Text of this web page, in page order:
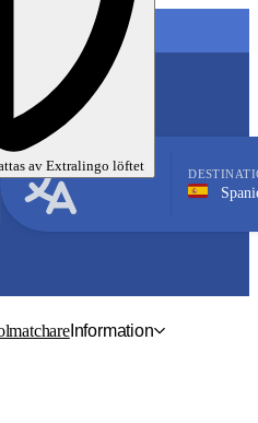
av Extralingo löftet
Spanien,
Information